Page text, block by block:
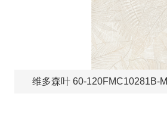
维多森叶 60-120FMC10281B-M